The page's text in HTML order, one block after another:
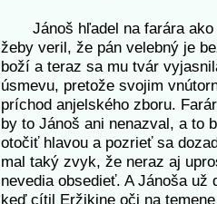
Jánoš hľadel na farára ako
žeby veril, že pán velebný je
boží a teraz sa mu tvár
úsmevu, pretože svojim
príchod anjelského zboru.
by to Jánoš ani nenazval, a to
otočiť hlavou a pozrieť sa
mal taký zvyk, že neraz aj
nevedia obsedieť. A Jánoša
keď cítil Eržikine oči na